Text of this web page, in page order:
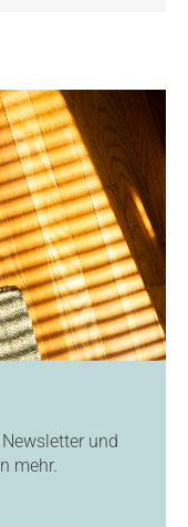
und
mehr.